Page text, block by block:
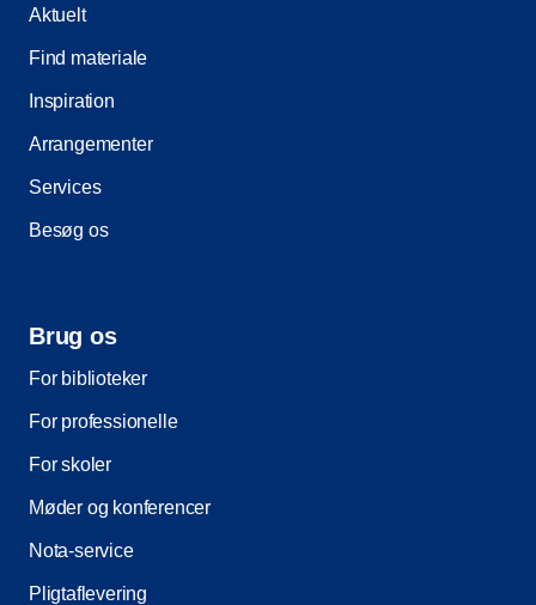
Aktuelt
Find materiale
Inspiration
Arrangementer
Services
Besøg os
Brug os
For biblioteker
For professionelle
For skoler
Møder og konferencer
Nota-service
Pligtaflevering